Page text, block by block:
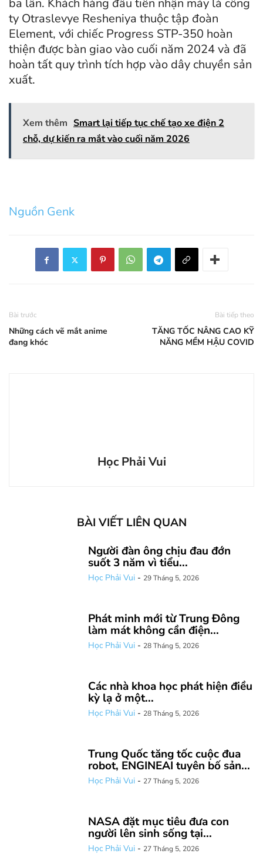
ba lần. Khách hàng đầu tiên nhận máy là công
ty Otraslevye Resheniya thuộc tập đoàn
Element, với chiếc Progress STP-350 hoàn
thiện được bàn giao vào cuối năm 2024 và đã
hoàn tất quy trình tích hợp vào dây chuyền sản
xuất.
Xem thêm Smart lại tiếp tục chế tạo xe điện 2
chỗ, dự kiến ra mắt vào cuối năm 2026
Nguồn Genk
Bài trước
Những cách vẽ mắt anime
đang khóc
Bài tiếp theo
TĂNG TỐC NÂNG CAO KỸ
NĂNG MỀM HẬU COVID
Học Phải Vui
BÀI VIẾT LIÊN QUAN
Người đàn ông chịu đau đớn
suốt 3 năm vì tiểu...
Học Phải Vui - 29 Tháng 5, 2026
Phát minh mới từ Trung Đông
làm mát không cần điện...
Học Phải Vui - 28 Tháng 5, 2026
Các nhà khoa học phát hiện điều
kỳ lạ ở một...
Học Phải Vui - 28 Tháng 5, 2026
Trung Quốc tăng tốc cuộc đua
robot, ENGINEAI tuyên bố sản...
Học Phải Vui - 27 Tháng 5, 2026
NASA đặt mục tiêu đưa con
người lên sinh sống tại...
Học Phải Vui - 27 Tháng 5, 2026